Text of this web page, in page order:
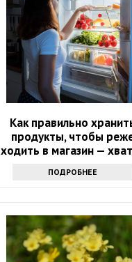
Как правильно
продукты, чтобы
ходить в магазин —
ПОДРОБНЕЕ